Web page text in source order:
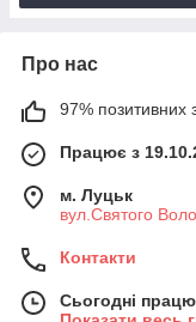
Про нас
97% позитивних з
Працює з
м. Луцьк
вул.Святого
Контакти
Сьогодні